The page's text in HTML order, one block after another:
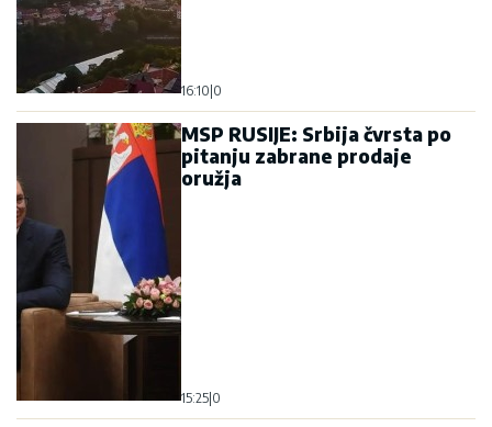
16:10|0
MSP RUSIJE: Srbija čvrsta po
pitanju zabrane prodaje
oružja
15:25|0